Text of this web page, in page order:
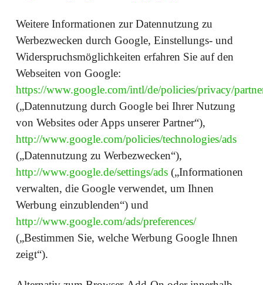
Weitere Informationen zur Datennutzung zu
Werbezwecken durch Google, Einstellungs- und
Widerspruchsmöglichkeiten erfahren Sie auf den
Webseiten von Google:
https://www.google.com/intl/de/policies/privacy/
(„Datennutzung durch Google bei Ihrer Nutzung
von Websites oder Apps unserer Partner“),
http://www.google.com/policies/technologies/ads
(„Datennutzung zu Werbezwecken“),
http://www.google.de/settings/ads(„Informationen
verwalten, die Google verwendet, um Ihnen
Werbung einzublenden“) und
http://www.google.com/ads/preferences/
(„Bestimmen Sie, welche Werbung Google Ihnen
zeigt“).